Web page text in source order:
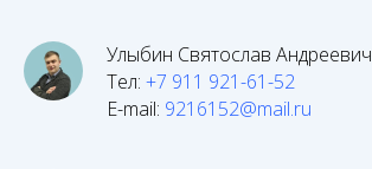
Улыбин Святослав Андреевич
Тел: +7 911 921-61-52
E-mail: 9216152@mail.ru